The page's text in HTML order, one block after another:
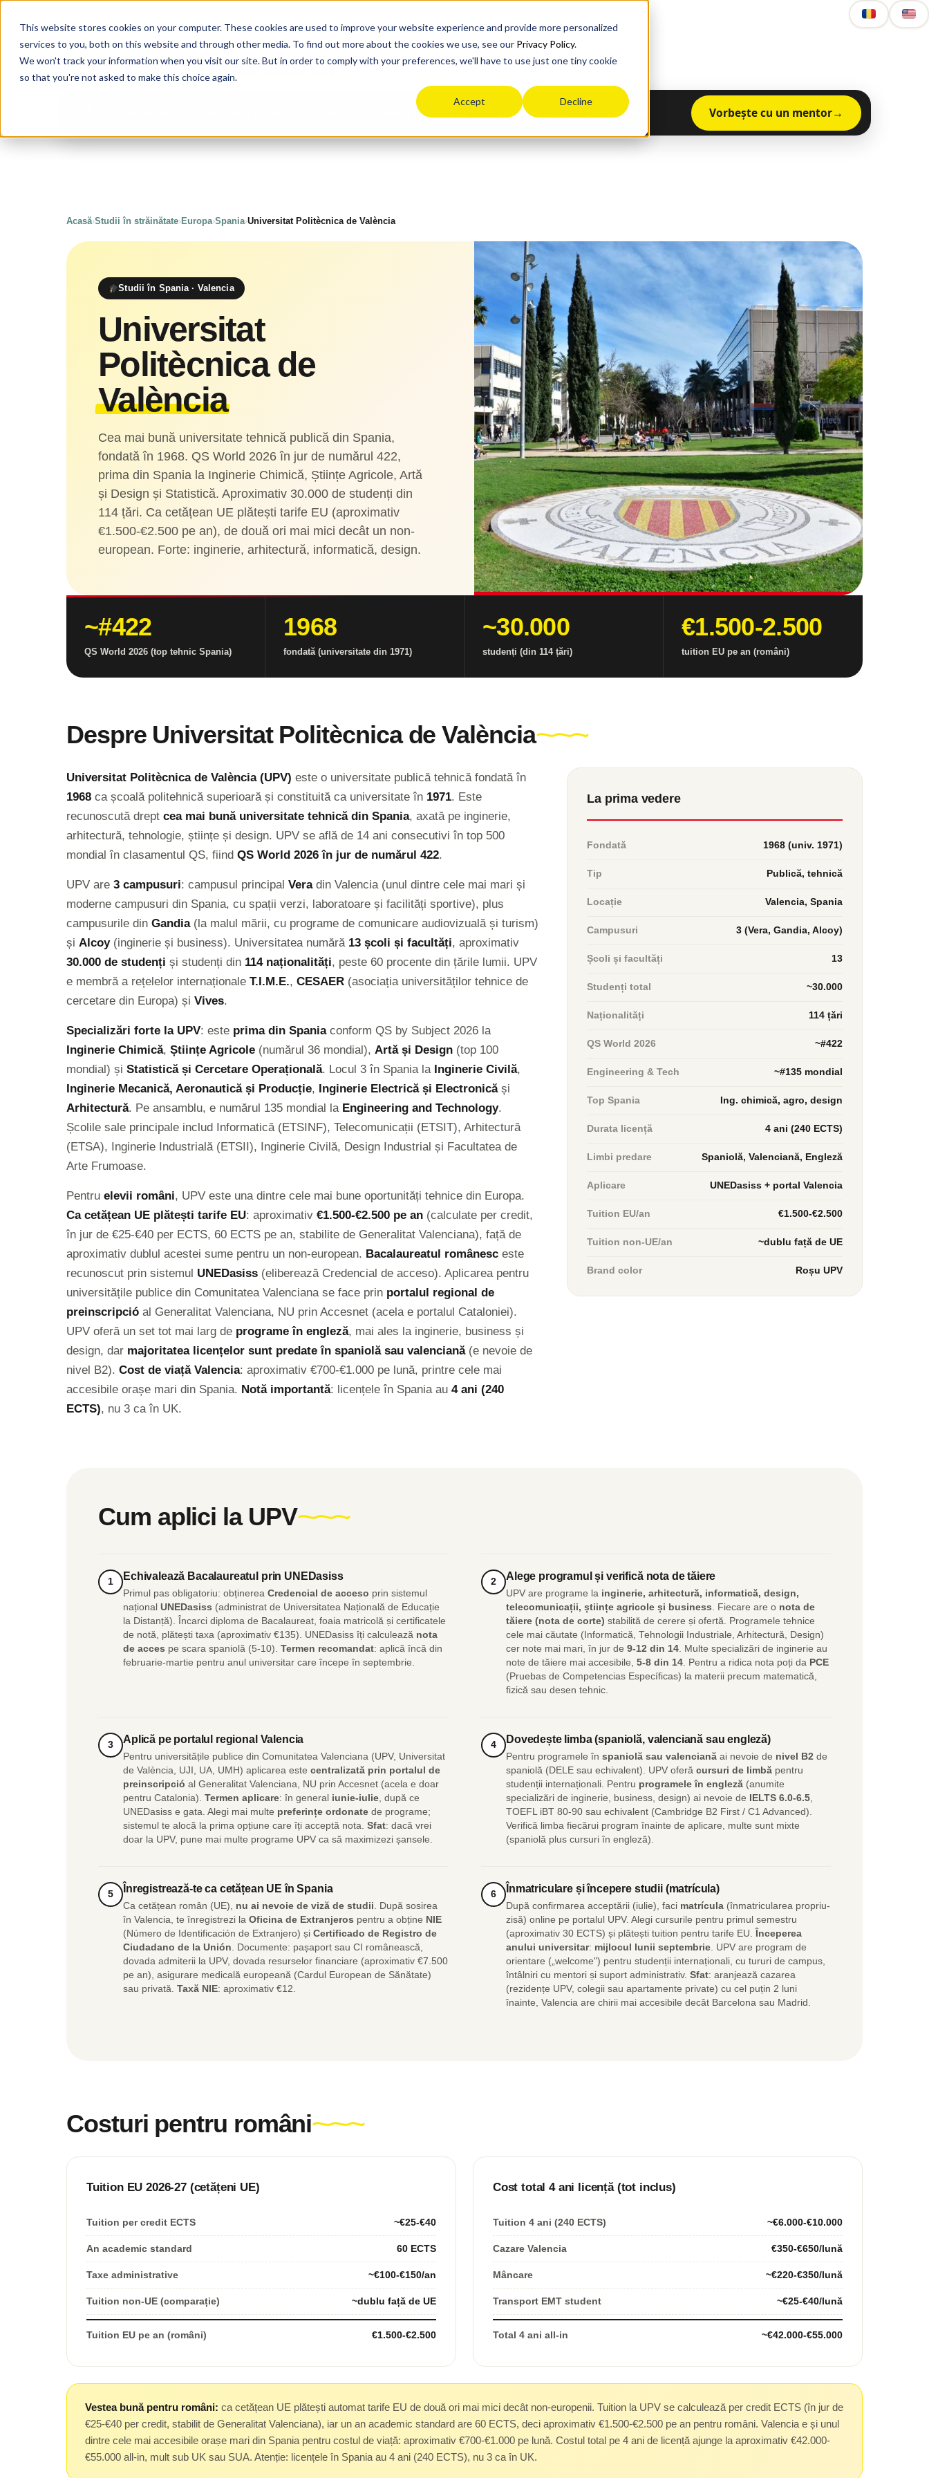
This website stores cookies on your computer. These cookies are used to improve your website experience and provide more personalized
services to you, both on this website and through other media. To find out more about the cookies we use, see our Privacy Policy.
We won't track your information when you visit our site. But in order to comply with your preferences, we'll have to use just one tiny cookie
so that you're not asked to make this choice again.
Accept Decline
UpgradeEducation
Resurse Viața după liceu Evenimente Vorbește cu un mentor
Acasă›Studii în străinătate›Europa›Spania›Universitat Politècnica de València
Studii în Spania · Valencia
Universitat
Politècnica de
València
Cea mai bună universitate tehnică publică din Spania,
fondată în 1968. QS World 2026 în jur de numărul 422,
prima din Spania la Inginerie Chimică, Științe Agricole, Artă
și Design și Statistică. Aproximativ 30.000 de studenți din
114 țări. Ca cetățean UE plătești tarife EU (aproximativ
€1.500-€2.500 pe an), de două ori mai mici decât un non-
european. Forte: inginerie, arhitectură, informatică, design.
~#422
QS World 2026 (top tehnic Spania)
1968
fondată (universitate din 1971)
~30.000
studenți (din 114 țări)
€1.500-2.500
tuition EU pe an (români)
Despre Universitat Politècnica de València
Universitat Politècnica de València (UPV) este o universitate publică tehnică fondată în
1968 ca școală politehnică superioară și constituită ca universitate în 1971. Este
recunoscută drept cea mai bună universitate tehnică din Spania, axată pe inginerie,
arhitectură, tehnologie, științe și design. UPV se află de 14 ani consecutivi în top 500
mondial în clasamentul QS, fiind QS World 2026 în jur de numărul 422.
UPV are 3 campusuri: campusul principal Veradin Valencia (unul dintre cele mai mari și
moderne campusuri din Spania, cu spații verzi, laboratoare și facilități sportive), plus
campusurile din Gandia(la malul mării, cu programe de comunicare audiovizuală și turism)
și Alcoy(inginerie și business). Universitatea numără 13 școli și facultăți, aproximativ
30.000 de studenți și studenți din 114 naționalități, peste 60 procente din țările lumii. UPV
e membră a rețelelor internaționale T.I.M.E., CESAER (asociația universităților tehnice de
cercetare din Europa) și Vives.
Specializări forte la UPV: este prima din Spaniaconform QS by Subject 2026 la
Inginerie Chimică, Științe Agricole (numărul 36 mondial), Artă și Design (top 100
mondial) și Statistică și Cercetare Operațională. Locul 3 în Spania la Inginerie Civilă,
Inginerie Mecanică, Aeronautică și Producție, Inginerie Electrică și Electronicăși
Arhitectură. Pe ansamblu, e numărul 135 mondial la Engineering and Technology.
Școlile sale principale includ Informatică (ETSINF), Telecomunicații (ETSIT), Arhitectură
(ETSA), Inginerie Industrială (ETSII), Inginerie Civilă, Design Industrial și Facultatea de
Arte Frumoase.
Pentru elevii români, UPV este una dintre cele mai bune oportunități tehnice din Europa.
Ca cetățean UE plătești tarife EU: aproximativ €1.500-€2.500 pe an (calculate per credit,
în jur de €25-€40 per ECTS, 60 ECTS pe an, stabilite de Generalitat Valenciana), față de
aproximativ dublul acestei sume pentru un non-european. Bacalaureatul românesc este
recunoscut prin sistemul UNEDasiss (eliberează Credencial de acceso). Aplicarea pentru
universitățile publice din Comunitatea Valenciana se face prin portalul regional de
preinscripció al Generalitat Valenciana, NU prin Accesnet (acela e portalul Cataloniei).
UPV oferă un set tot mai larg de programe în engleză, mai ales la inginerie, business și
design, dar majoritatea licențelor sunt predate în spaniolă sau valenciană(e nevoie de
nivel B2). Cost de viață Valencia: aproximativ €700-€1.000 pe lună, printre cele mai
accesibile orașe mari din Spania. Notă importantă: licențele în Spania au 4 ani (240
ECTS), nu 3 ca în UK.
La prima vedere
Fondată 1968 (univ. 1971)
Tip Publică, tehnică
Locație Valencia, Spania
Campusuri 3 (Vera, Gandia, Alcoy)
Școli și facultăți 13
Studenți total ~30.000
Naționalități 114 țări
QS World 2026 ~#422
Engineering & Tech ~#135 mondial
Top Spania Ing. chimică, agro, design
Durata licență 4 ani (240 ECTS)
Limbi predare Spaniolă, Valenciană, Engleză
Aplicare UNEDasiss + portal Valencia
Tuition EU/an €1.500-€2.500
Tuition non-UE/an ~dublu față de UE
Brand color Roșu UPV
Cum aplici la UPV
1 Echivalează Bacalaureatul prin UNEDasiss
Primul pas obligatoriu: obținerea Credencial de acceso prin sistemul
național UNEDasiss (administrat de Universitatea Națională de Educație
la Distanță). Încarci diploma de Bacalaureat, foaia matricolă și certificatele
de notă, plătești taxa (aproximativ €135). UNEDasiss îți calculează nota
de acces pe scara spaniolă (5-10). Termen recomandat: aplică încă din
februarie-martie pentru anul universitar care începe în septembrie.
2 Alege programul și verifică nota de tăiere
UPV are programe la inginerie, arhitectură, informatică, design,
telecomunicații, științe agricole și business . Fiecare are o nota de
tăiere (nota de corte) stabilită de cerere și ofertă. Programele tehnice
cele mai căutate (Informatică, Tehnologii Industriale, Arhitectură, Design)
cer note mai mari, în jur de 9-12 din 14 . Multe specializări de inginerie au
note de tăiere mai accesibile, 5-8 din 14 . Pentru a ridica nota poți da PCE
(Pruebas de Competencias Específicas) la materii precum matematică,
fizică sau desen tehnic.
3 Aplică pe portalul regional Valencia
Pentru universitățile publice din Comunitatea Valenciana (UPV, Universitat
de València, UJI, UA, UMH) aplicarea este centralizată prin portalul de
preinscripció al Generalitat Valenciana, NU prin Accesnet (acela e doar
pentru Catalonia). Termen aplicare: în general iunie-iulie , după ce
UNEDasiss e gata. Alegi mai multe preferințe ordonate de programe;
sistemul te alocă la prima opțiune care îți acceptă nota. Sfat: dacă vrei
doar la UPV, pune mai multe programe UPV ca să maximizezi șansele.
4 Dovedește limba (spaniolă, valenciană sau engleză)
Pentru programele în spaniolă sau valenciană ai nevoie de nivel B2 de
spaniolă (DELE sau echivalent). UPV oferă cursuri de limbă pentru
studenții internaționali. Pentru programele în engleză (anumite
specializări de inginerie, business, design) ai nevoie de
IELTS 6.0-6.5
TOEFL iBT 80-90 sau echivalent (Cambridge B2 First / C1 Advanced).
Verifică limba fiecărui program înainte de aplicare, multe sunt mixte
(spaniolă plus cursuri în engleză).
5 Înregistrează-te ca cetățean UE în Spania
Ca cetățean român (UE), nu ai nevoie de viză de studii . După sosirea
în Valencia, te înregistrezi la Oficina de Extranjeros pentru a obține NIE
(Número de Identificación de Extranjero) și Certificado de Registro de
Ciudadano de la Unión . Documente: pașaport sau CI românească,
dovada admiterii la UPV, dovada resurselor financiare (aproximativ €7.500
pe an), asigurare medicală europeană (Cardul European de Sănătate)
sau privată. Taxă NIE: aproximativ €12.
6 Înmatriculare și începere studii (matrícula)
După confirmarea acceptării (iulie), faci matrícula (înmatricularea propriu-
zisă) online pe portalul UPV. Alegi cursurile pentru primul semestru
(aproximativ 30 ECTS) și plătești tuition pentru tarife EU.
Începerea
anului universitar: mijlocul lunii septembrie . UPV are program de
orientare („welcome") pentru studenții internaționali, cu tururi de campus,
întâlniri cu mentori și suport administrativ. Sfat: aranjează cazarea
(rezidențe UPV, colegii sau apartamente private) cu cel puțin 2 luni
înainte, Valencia are chirii mai accesibile decât Barcelona sau Madrid.
Costuri pentru români
Tuition EU 2026-27 (cetățeni UE)
Tuition per credit ECTS ~€25-€40
An academic standard 60 ECTS
Taxe administrative ~€100-€150/an
Tuition non-UE (comparație) ~dublu față de UE
Tuition EU pe an (români) €1.500-€2.500
Cost total 4 ani licență (tot inclus)
Tuition 4 ani (240 ECTS) ~€6.000-€10.000
Cazare Valencia €350-€650/lună
Mâncare ~€220-€350/lună
Transport EMT student ~€25-€40/lună
Total 4 ani all-in ~€42.000-€55.000
Vestea bună pentru români: ca cetățean UE plătești automat tarife EU de două ori mai mici decât non-europenii. Tuition la UPV se calculează per credit ECTS (în jur de
€25-€40 per credit, stabilit de Generalitat Valenciana), iar un an academic standard are 60 ECTS, deci aproximativ €1.500-€2.500 pe an pentru români. Valencia e și unul
dintre cele mai accesibile orașe mari din Spania pentru costul de viață: aproximativ €700-€1.000 pe lună. Costul total pe 4 ani de licență ajunge la aproximativ €42.000-
€55.000 all-in, mult sub UK sau SUA. Atenție: licențele în Spania au 4 ani (240 ECTS), nu 3 ca în UK.